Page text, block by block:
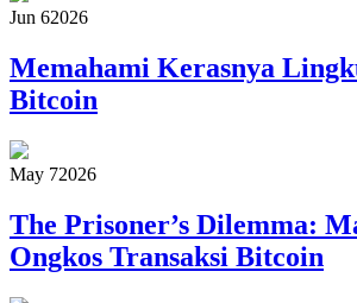
Jun 62026
Memahami Kerasnya
Bitcoin
May 72026
The Prisoner’s Dilemma:
Ongkos Transaksi Bitcoin